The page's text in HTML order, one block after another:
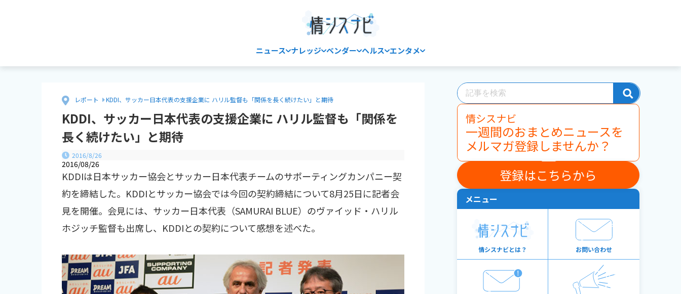
ニュース ナレッジ ベンダー ヘルス エンタメ
レポート KDDI、サッカー日本代表の支援企業に ハリル監督も「関係を長く続けたい」と期待
KDDI、サッカー日本代表の支援企業に ハリル監督も「関係を
長く続けたい」と期待
2016/8/26
2016/08/26
KDDIは日本サッカー協会とサッカー日本代表チームのサポーティングカンパニー契
約を締結した。KDDIとサッカー協会では今回の契約締結について8月25日に記者会
見を開催。会見には、サッカー日本代表（SAMURAI BLUE）のヴァイッド・ハリル
ホジッチ監督も出席し、KDDIとの契約について感想を述べた。
情シスナビ
一週間のおまとめニュースを
メルマガ登録しませんか？
登録はこちらから
メニュー
情シスナビとは？ お問い合わせ